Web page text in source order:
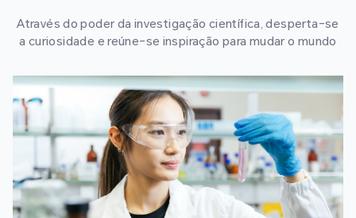
Através do poder da investigação científica, desperta-se
a curiosidade e reúne-se inspiração para mudar o mundo